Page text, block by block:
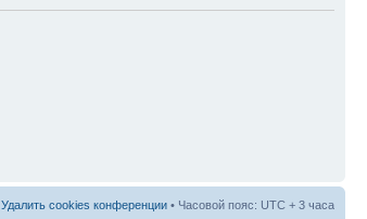
Удалить cookies конференции • Часовой пояс: UTC + 3 часа